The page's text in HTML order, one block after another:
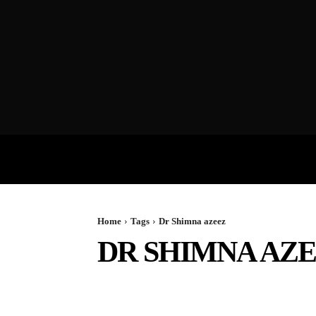
Home Tags Dr Shimna azeez
DR SHIMNA